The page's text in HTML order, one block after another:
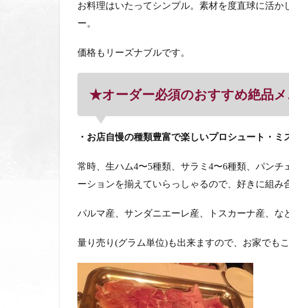
お料理はいたってシンプル。素材を度直球に活か
ー。
価格もリーズナブルです。
★オーダー必須のおすすめ絶品
・お店自慢の種類豊富で楽しいプロシュート・ミ
常時、生ハム4〜5種類、サラミ 4〜6種類、パンチ
ーションを揃えていらっしゃるので、好きに組み
パルマ産、サンダニエーレ産、トスカーナ産、な
量り売り (グラム単位)も出来ますので、お家でも